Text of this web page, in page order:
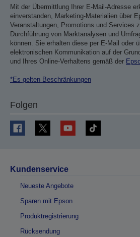
Mit der Übermittlung Ihrer E-Mail-Adresse
einverstanden, Marketing-Materialien über
Veranstaltungen, Promotions und Services
Durchführung von Marktanalysen und
können. Sie erhalten diese per E-Mail oder
elektronischen Kommunikation auf der
und Ihres Online-Verhaltens gemäß der
*Es gelten Beschränkungen
Folgen
Kundenservice
Neueste Angebote
Sparen mit Epson
Produktregistrierung
Rücksendung